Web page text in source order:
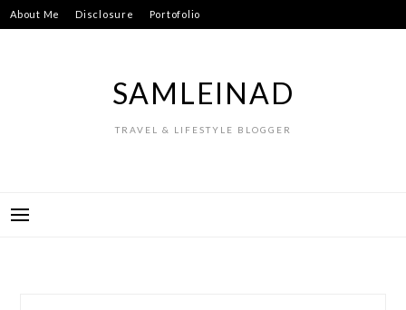
Skip
to
About Me Disclosure Portofolio
SAMLEINAD
TRAVEL & LIFESTYLE BLOGGER